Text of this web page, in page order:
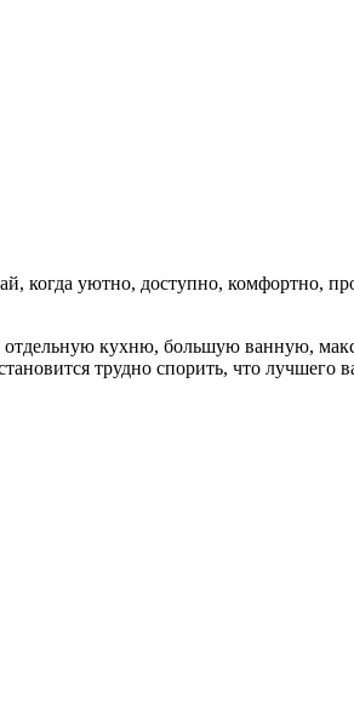
когда уютно, доступно, комфортно,
отдельную кухню, большую ванную,
трудно спорить, что лучшего